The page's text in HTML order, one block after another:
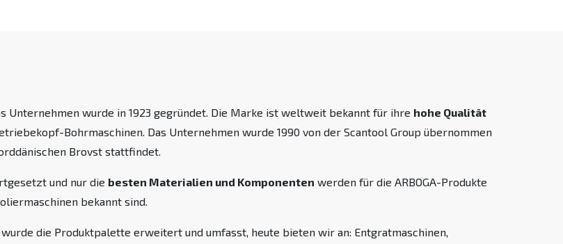
Unternehmen wurde in 1923 gegründet. Die Marke ist weltweit bekannt für ihre hohe Qualität
Bohrmaschinen. Das Unternehmen wurde 1990 von der Scantool Group übernommen
Brovst stattfindet.
und nur die besten Materialien und Komponenten werden für die ARBOGA-Produkte
bekannt sind.
wurde die Produktpalette erweitert und umfasst, heute bieten wir an: Entgratmaschinen,